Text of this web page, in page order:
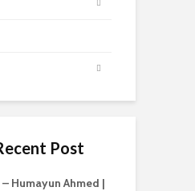
Post
Humayun Ahmed |